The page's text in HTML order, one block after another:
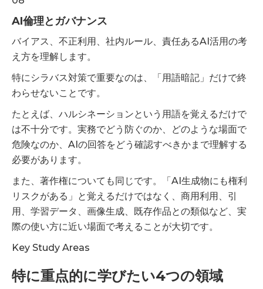
AI倫理とガバナンス
バイアス、不正利用、社内ルール、責任あるAI活用の考
え方を理解します。
特にシラバス対策で重要なのは、「用語暗記」だけで終
わらせないことです。
たとえば、ハルシネーションという用語を覚えるだけで
は不十分です。実務でどう防ぐのか、どのような場面で
危険なのか、AIの回答をどう確認すべきかまで理解する
必要があります。
また、著作権についても同じです。「AI生成物にも権利
リスクがある」と覚えるだけではなく、商用利用、引
用、学習データ、画像生成、既存作品との類似など、実
際の使い方に近い場面で考えることが大切です。
Key Study Areas
特に重点的に学びたい4つの領域